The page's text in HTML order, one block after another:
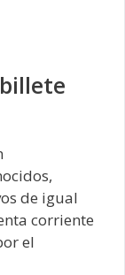
de igual
corriente
el